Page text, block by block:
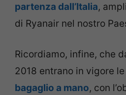
partenza dall’Italia,
di Ryanair nel nostro
Ricordiamo, infine, che
2018 entrano in vigore le
bagaglio a mano, con